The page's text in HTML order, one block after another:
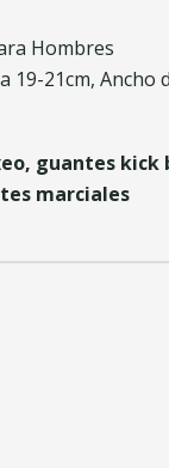
Hombres
19-21cm, Ancho
guantes kick
marciales